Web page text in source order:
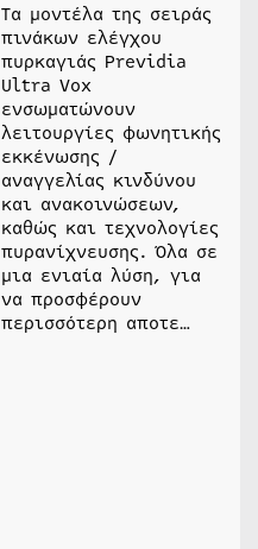
Τα μοντέλα της σειράς
πινάκων ελέγχου
πυρκαγιάς Previdia
Ultra Vox
ενσωματώνουν
λειτουργίες φωνητικής
εκκένωσης /
αναγγελίας κινδύνου
και ανακοινώσεων,
καθώς και τεχνολογίες
πυρανίχνευσης. Όλα σε
μια ενιαία λύση, για
να προσφέρουν
περισσότερη αποτε…